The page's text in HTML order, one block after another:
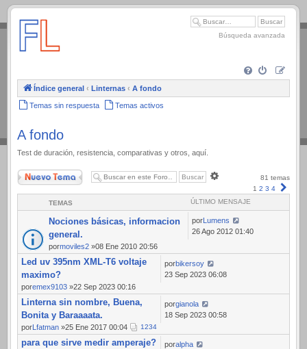
.
Búsqueda avanzada
Índice general ‹ Linternas ‹ A fondo
Temas sin respuesta Temas activos
A fondo
Test de duración, resistencia, comparativas y otros, aquí.
Nuevo Tema
81 temas
1 2 3 4
TEMAS ÚLTIMO MENSAJE
Nociones básicas, informacion
general.
pormoviles2 »08 Ene 2010 20:56
porLumens
26 Ago 2012 01:40
Led uv 395nm XML-T6 voltaje
maximo?
poremex9103 »22 Sep 2023 00:16
porbikersoy
23 Sep 2023 06:08
Linterna sin nombre, Buena,
Bonita y Baraaaata.
porLfatman »25 Ene 2017 00:04 1234
porgianola
18 Sep 2023 00:58
para que sirve medir amperaje? poralpha